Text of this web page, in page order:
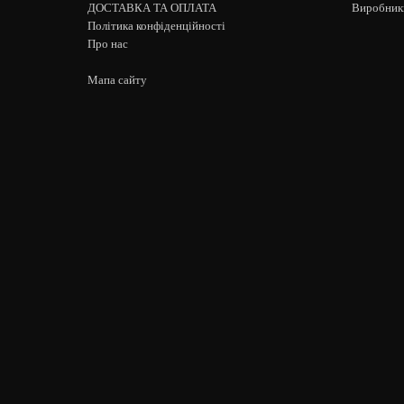
ДОСТАВКА ТА ОПЛАТА
Політика конфіденційності
Про нас
Мапа сайту